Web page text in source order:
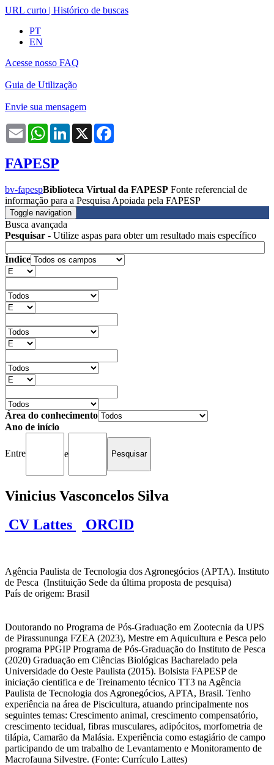
URL curto | Histórico de buscas
PT
EN
Acesse nosso FAQ
Guia de Utilização
Envie sua mensagem
Email WhatsAppLinkedIn
X
FAPESP
bv-fapespBiblioteca Virtual da FAPESP Fonte referencial de
informação para a Pesquisa Apoiada pela FAPESP
Toggle navigation
Busca avançada
Pesquisar - Utilize aspas para obter um resultado mais específico
Índice
Área do conhecimento
Ano de início
Entre e
Vinicius Vasconcelos Silva
CV Lattes
ORCID
Agência Paulista de Tecnologia dos Agronegócios (APTA). Instituto
de Pesca (Instituição Sede da última proposta de pesquisa)
País de origem: Brasil
Doutorando no Programa de Pós-Graduação em Zootecnia da UPS
de Pirassununga FZEA (2023), Mestre em Aquicultura e Pesca pelo
programa PPGIP Programa de Pós-Graduação do Instituto de Pesca
(2020) Graduação em Ciências Biológicas Bacharelado pela
Universidade do Oeste Paulista (2015). Bolsista FAPESP de
iniciação cientifica e de Treinamento técnico TT3 na Agência
Paulista de Tecnologia dos Agronegócios, APTA, Brasil. Tenho
experiência na área de Piscicultura, atuando principalmente nos
seguintes temas: Crescimento animal, crescimento compensatório,
crescimento tecidual, fibras musculares, adipócitos, morfometria de
tilápia, Camarão da Malásia. Experiência como estagiário de campo
participando de um trabalho de Levantamento e Monitoramento de
Macrofauna Silvestre. (Fonte: Currículo Lattes)